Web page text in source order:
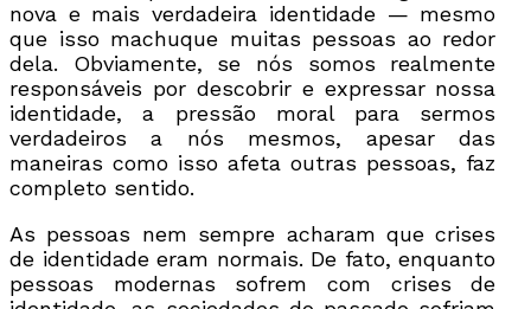
nova e mais verdadeira identidade — mesmo
que isso machuque muitas pessoas ao redor
dela. Obviamente, se nós somos realmente
responsáveis por descobrir e expressar nossa
identidade, a pressão moral para sermos
verdadeiros a nós mesmos, apesar das
maneiras como isso afeta outras pessoas, faz
completo sentido.
As pessoas nem sempre acharam que crises
de identidade eram normais. De fato, enquanto
pessoas modernas sofrem com crises de